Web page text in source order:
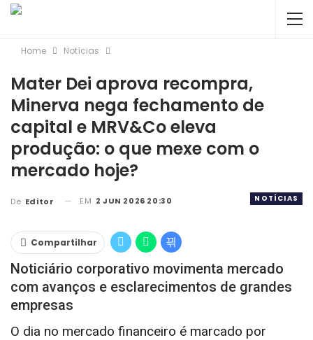
Home Notícias
Mater Dei aprova recompra,
Minerva nega fechamento de
capital e MRV&Co eleva
produção: o que mexe com o
mercado hoje?
NOTÍCIAS
De Editor EM 2 JUN 2026 20:30
Compartilhar
Noticiário corporativo movimenta mercado
com avanços e esclarecimentos de grandes
empresas
O dia no mercado financeiro é marcado por